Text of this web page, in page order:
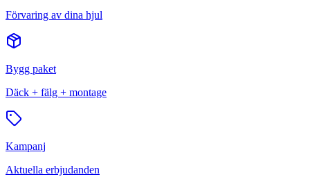
Förvaring av dina hjul
Bygg paket
Däck + fälg + montage
Kampanj
Aktuella erbjudanden